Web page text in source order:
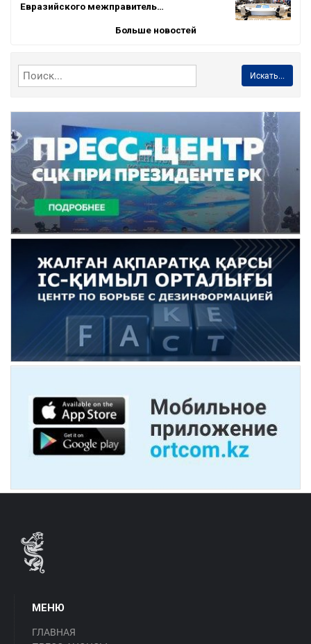
Евразийского межправитель…
Больше новостей
Искать...
МЕНЮ
ГЛАВНАЯ